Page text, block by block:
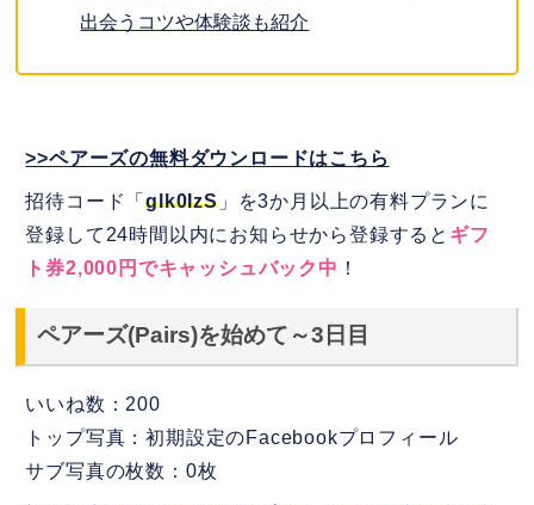
出会うコツや体験談も紹介
>>ペアーズの無料ダウンロードはこちら
招待コード「glk0IzS」を3か月以上の有料プランに
登録して24時間以内にお知らせから登録すると ギフ
ト券2,000円でキャッシュバック中 ！
ペアーズ(Pairs)を始めて～3日目
いいね数：200
トップ写真：初期設定のFacebookプロフィール
サブ写真の枚数：0枚